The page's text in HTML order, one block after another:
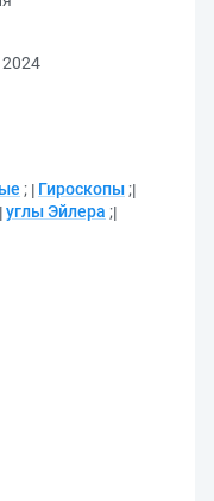
; Гироскопы ;
углы Эйлера ;